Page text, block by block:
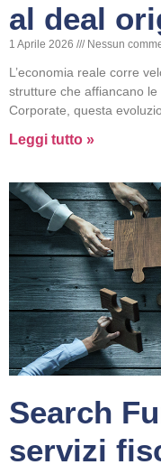
al deal
1 Aprile 2026 Nessun
L’economia reale corre
strutture che affiancano
Corporate, questa
Leggi tutto »
Search
servizi